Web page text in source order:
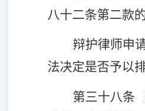
八十二条第二款
辩护律师申
法决定是否予以排
第三十八条